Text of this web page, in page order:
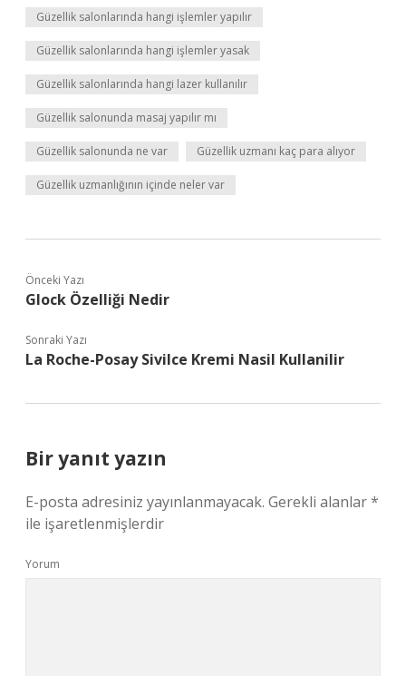
Güzellik salonlarında hangi işlemler yapılır
Güzellik salonlarında hangi işlemler yasak
Güzellik salonlarında hangi lazer kullanılır
Güzellik salonunda masaj yapılır mı
Güzellik salonunda ne var Güzellik uzmanı kaç para alıyor
Güzellik uzmanlığının içinde neler var
Önceki Yazı
Glock Özelliği Nedir
Sonraki Yazı
La Roche-Posay Sivilce Kremi Nasil Kullanilir
Bir yanıt yazın
E-posta adresiniz yayınlanmayacak. Gerekli alanlar*
ile işaretlenmişlerdir
Yorum